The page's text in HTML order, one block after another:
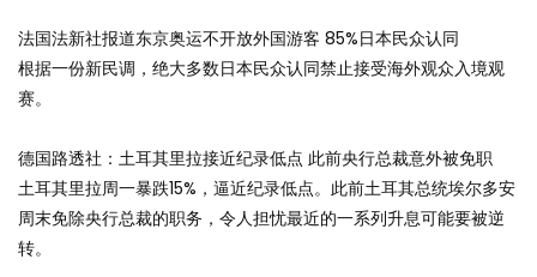
法国法新社报道东京奥运不开放外国游客 85%日本民众认同
根据一份新民调，绝大多数日本民众认同禁止接受海外观众入境观
赛。
德国路透社：土耳其里拉接近纪录低点 此前央行总裁意外被免职
土耳其里拉周一暴跌15%，逼近纪录低点。此前土耳其总统埃尔多安
周末免除央行总裁的职务，令人担忧最近的一系列升息可能要被逆
转。